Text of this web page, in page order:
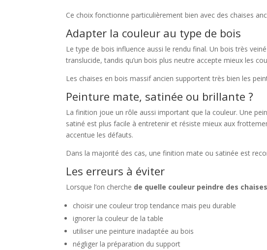
Ce choix fonctionne particulièrement bien avec des chaises
Adapter la couleur au type de bois
Le type de bois influence aussi le rendu final. Un bois très
translucide, tandis qu’un bois plus neutre accepte mieux les
Les chaises en bois massif ancien supportent très bien les
Peinture mate, satinée ou brillante ?
La finition joue un rôle aussi important que la couleur. Une
satiné est plus facile à entretenir et résiste mieux aux
accentue les défauts.
Dans la majorité des cas, une finition mate ou satinée est
Les erreurs à éviter
Lorsque l’on cherche de quelle couleur peindre des
choisir une couleur trop tendance mais peu durable
ignorer la couleur de la table
utiliser une peinture inadaptée au bois
négliger la préparation du support